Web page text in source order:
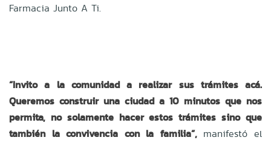
Farmacia Junto A Ti.
“Invito a la comunidad a realizar sus trámites acá.
Queremos construir una ciudad a 10 minutos que nos
permita, no solamente hacer estos trámites sino que
también la convivencia con la familia”,manifestó el